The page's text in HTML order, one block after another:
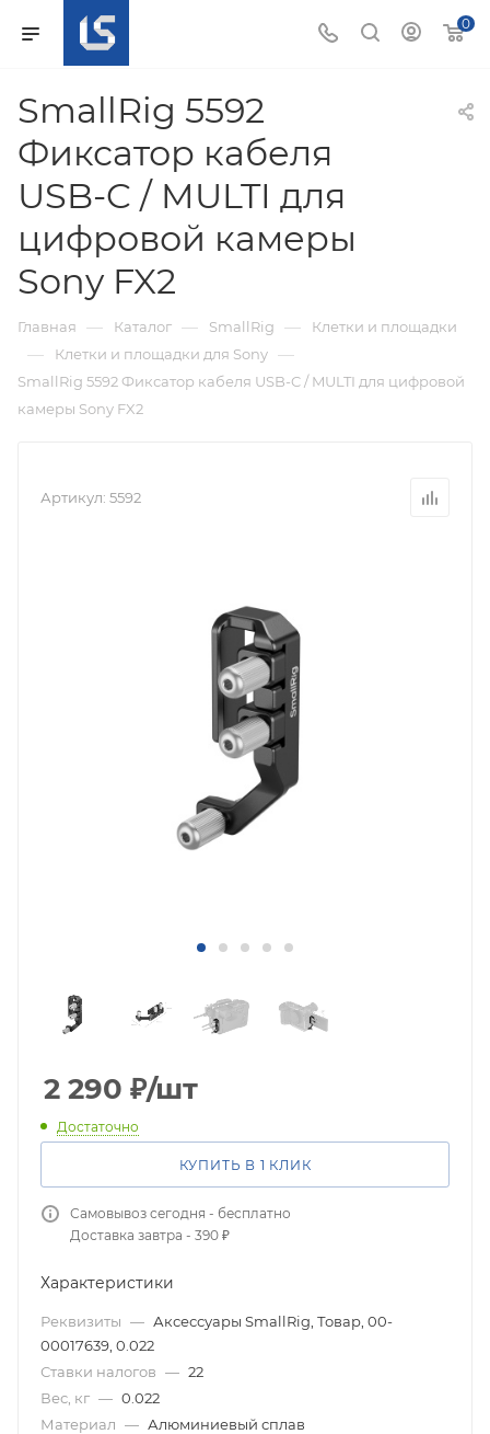
0
SmallRig 5592
Фиксатор кабеля
USB-C / MULTI для
цифровой камеры
Sony FX2
Главная — Каталог — SmallRig — Клетки и площадки
— Клетки и площадки для Sony —
SmallRig 5592 Фиксатор кабеля USB-C / MULTI для цифровой
камеры Sony FX2
Артикул: 5592
2 290 ₽/шт
Достаточно
КУПИТЬ В 1 КЛИК
Самовывоз сегодня - бесплатно
Доставка завтра - 390 ₽
Характеристики
Реквизиты — Аксессуары SmallRig, Товар, 00-
00017639, 0.022
Ставки налогов — 22
Вес, кг — 0.022
Материал — Алюминиевый сплав